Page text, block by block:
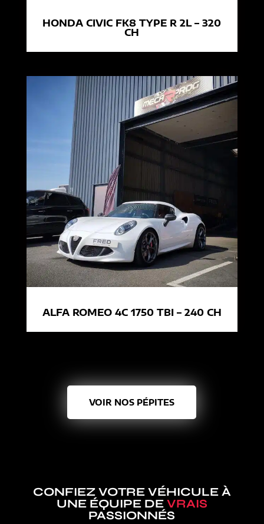
HONDA CIVIC FK8 TYPE R 2L – 320
CH
ALFA ROMEO 4C 1750 TBI – 240 CH
VOIR NOS PÉPITES
CONFIEZ VOTRE VÉHICULE À
UNE ÉQUIPE DE VRAIS
PASSIONNÉS